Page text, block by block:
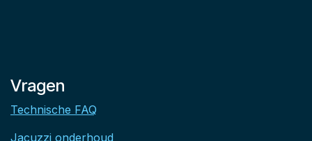
Vragen
Technische FAQ
Jacuzzi onderhoud